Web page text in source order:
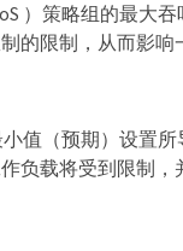
）策略组的最大
的限制，从而影响
值（预期）设置
负载将受到限制，